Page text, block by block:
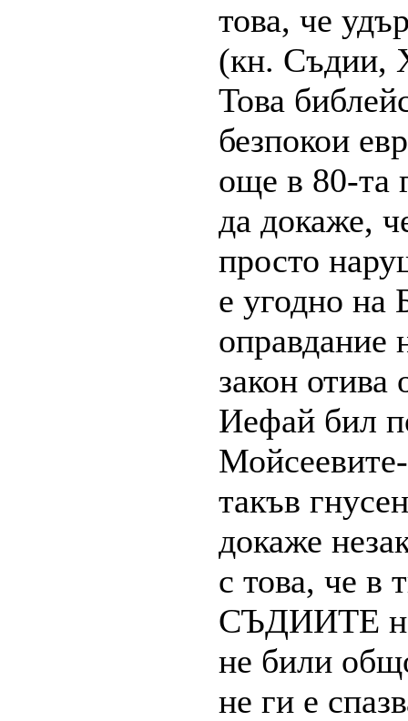
това, че
(кн. Съдии,
Това
безпокои
още в 80-та
да докаже,
просто
е угодно на
оправдание
закон отива
Иефай бил
такъв
докаже
с това, че в
СЪДИИТЕ на
не били
не ги е